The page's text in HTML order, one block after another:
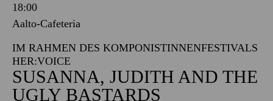
Sonntag
07.03.2027
18:00
Aalto-Cafeteria
IM RAHMEN DES KOMPONISTINNENFESTIVALS
HER:VOICE